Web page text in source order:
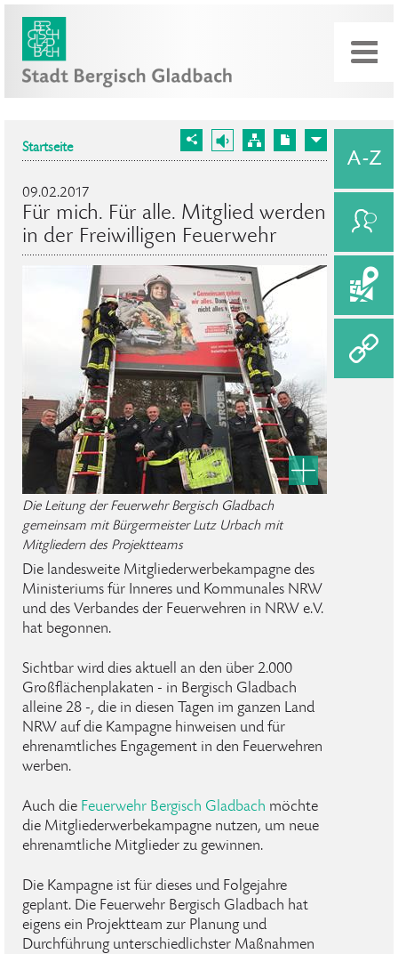
Startseite
09.02.2017
Für mich. Für alle. Mitglied werden
in der Freiwilligen Feuerwehr
Die Leitung der Feuerwehr Bergisch Gladbach
gemeinsam mit Bürgermeister Lutz Urbach mit
Mitgliedern des Projektteams
Die landesweite Mitgliederwerbekampagne des
Ministeriums für Inneres und Kommunales NRW
und des Verbandes der Feuerwehren in NRW e.V.
hat begonnen.
Sichtbar wird dies aktuell an den über 2.000
Großflächenplakaten - in Bergisch Gladbach
alleine 28 -, die in diesen Tagen im ganzen Land
NRW auf die Kampagne hinweisen und für
ehrenamtliches Engagement in den Feuerwehren
werben.
Auch die Feuerwehr Bergisch Gladbach möchte
die Mitgliederwerbekampagne nutzen, um neue
ehrenamtliche Mitglieder zu gewinnen.
Die Kampagne ist für dieses und Folgejahre
geplant. Die Feuerwehr Bergisch Gladbach hat
eigens ein Projektteam zur Planung und
Durchführung unterschiedlichster Maßnahmen